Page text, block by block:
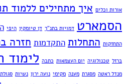
אורות וכלים איך מתחילים ללמוד
הסמארט דמויות בתנ"ך דן טיומקין היפי
התחזקות התחלות התקדמות חזרה
ברזל טכנולוגיה יום העצמאות כתבה לימוד
מנדל ראטה מסגרת מענה מקימי נועה ירון נשיות